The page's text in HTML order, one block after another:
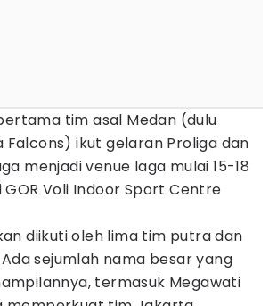
tim asal Medan (dulu
Falcons) ikut gelaran Proliga dan
menjadi venue laga mulai 15-18
GOR Voli Indoor Sport Centre
diikuti oleh lima tim putra dan
sejumlah nama besar yang
termasuk Megawati